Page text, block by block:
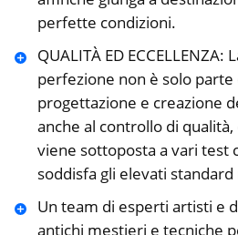
perfette condizioni.
QUALITÀ ED ECCELLENZA:
perfezione non è solo parte
progettazione e creazione
anche al controllo di
viene sottoposta a vari test
soddisfa gli elevati
Un team di esperti artisti e
antichi mestieri e tecniche